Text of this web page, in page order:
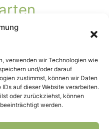
verwenden wir Technologien wie
und/oder darauf
zustimmst, können wir Daten
auf dieser Website verarbeiten.
oder zurückziehst, können
werden.
Garten
Wiese Wildbienen
Smoothie Wildkräuterkurs